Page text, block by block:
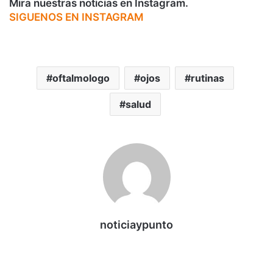
Mira nuestras noticias en Instagram.
SIGUENOS EN INSTAGRAM
oftalmologo ojos rutinas
salud
noticiaypunto